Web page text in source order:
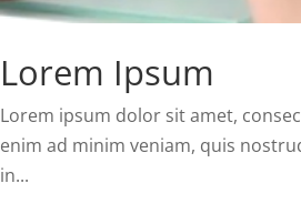
Lorem Ipsum
Lorem ipsum dolor sit amet,
enim ad minim veniam, quis
in...